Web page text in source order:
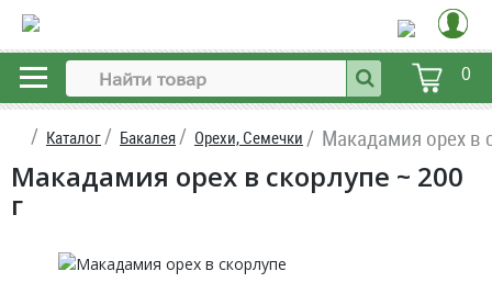
0
Каталог Бакалея Орехи, Семечки Макадамия орех в
Макадамия орех в скорлупе ~ 200
г